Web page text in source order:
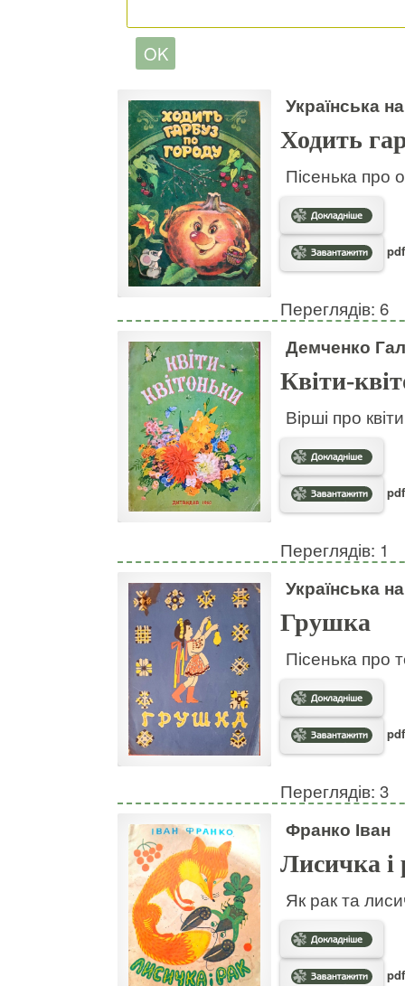
Українська
Ходить
Пісенька про
Переглядів: 6
Демченко
Квіти-
Вірші про
Переглядів: 1
Українська
Грушка
Пісенька про
Переглядів: 3
Франко Іван
Лисичка і
Як рак та